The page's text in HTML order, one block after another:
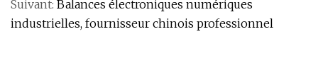
Suivant: Balances électroniques numériques
industrielles, fournisseur chinois professionnel